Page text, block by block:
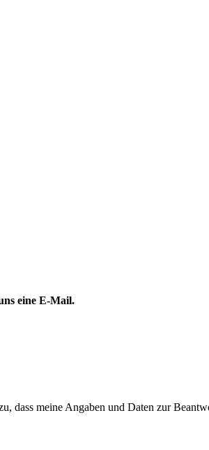
eine E-Mail.
dass meine Angaben und Daten zur